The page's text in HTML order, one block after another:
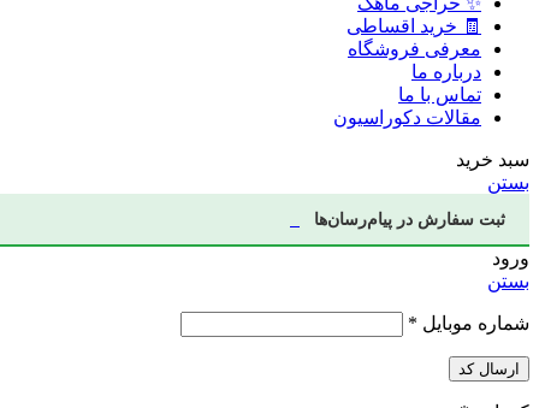
🧾 خرید اقساطی
معرفی فروشگاه
درباره ما
تماس با ما
مقالات دکوراسیون
سبد خرید
بستن
ثبت سفارش در پیام‌رسان‌ها
ورود
بستن
شماره موبایل *
ارسال کد